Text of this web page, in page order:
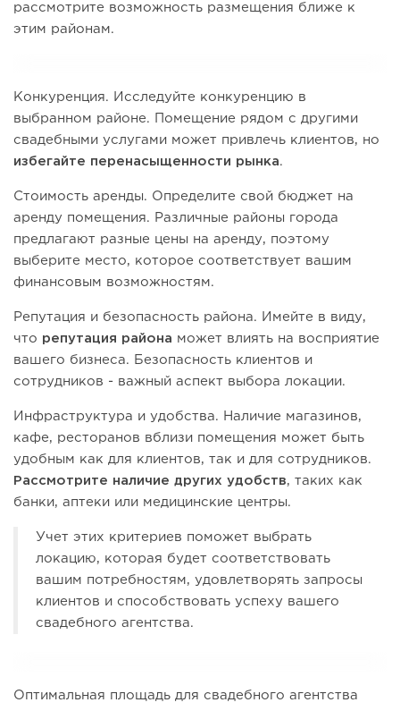
рассмотрите возможность размещения ближе к
этим районам.
Конкуренция. Исследуйте конкуренцию в
выбранном районе. Помещение рядом с другими
свадебными услугами может привлечь клиентов, но
избегайте перенасыщенности рынка.
Стоимость аренды. Определите свой бюджет на
аренду помещения. Различные районы города
предлагают разные цены на аренду, поэтому
выберите место, которое соответствует вашим
финансовым возможностям.
Репутация и безопасность района. Имейте в виду,
что репутация района может влиять на восприятие
вашего бизнеса. Безопасность клиентов и
сотрудников - важный аспект выбора локации.
Инфраструктура и удобства. Наличие магазинов,
кафе, ресторанов вблизи помещения может быть
удобным как для клиентов, так и для сотрудников.
Рассмотрите наличие других удобств, таких как
банки, аптеки или медицинские центры.
Учет этих критериев поможет выбрать
локацию, которая будет соответствовать
вашим потребностям, удовлетворять запросы
клиентов и способствовать успеху вашего
свадебного агентства.
Оптимальная площадь для свадебного агентства